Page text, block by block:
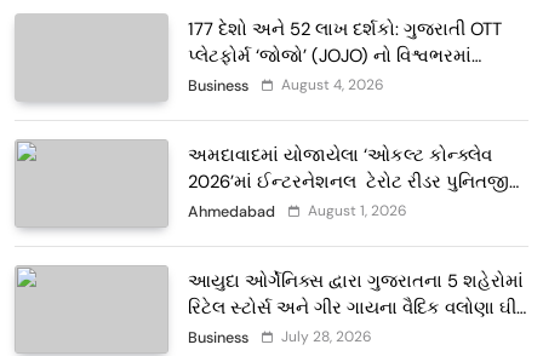
177 દેશો અને 52 લાખ દર્શકો: ગુજરાતી OTT
પ્લેટફોર્મ ‘જોજો’ (JOJO) નો વિશ્વભરમાં
દબદબો
Business August 4, 2026
અમદાવાદમાં યોજાયેલા ‘ઓકલ્ટ કોન્ક્લેવ
2026’માં ઈન્ટરનેશનલ ટેરોટ રીડર પુનિતજી
લુલ્લા એ ટેરોટ કાર્ડ રીડિંગ અંગે માહિતી આપી
Ahmedabad August 1, 2026
આયુદા ઓર્ગેનિક્સ દ્વારા ગુજરાતના 5 શહેરોમાં
રિટેલ સ્ટોર્સ અને ગીર ગાયના વૈદિક વલોણા ઘી-
દૂધની શુદ્ધ સેવાઓ સાથે વ્યાપક વિસ્તરણ
Business July 28, 2026